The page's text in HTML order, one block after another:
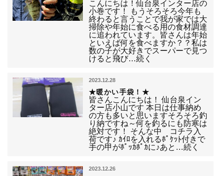
こんにちは！仙台泉インター店の
小巻です！ もうそろそろ今年も
終わると言うことで我が家では大
掃除や年始に食べる用の食材調達
に追われています。皆さんは年始
といえば何を食べますか？？私は
数の子が大好きでスーパーで見つ
けると飛び…続く
2023.12.28
★暖かい手袋！★
皆さんこんにちは！ 仙台泉イン
ター店小山です 本日は仕事納め
の方も多いと思いますそろそろ釣
り納ですね～何を釣るにも防寒は
絶対です！ そんな中 コチラ入
荷です♪ ｶｲﾛを入れるﾎﾟｹｯﾄ付きで
手の甲がﾎﾟｯｶﾎﾟｶに♪あと…続く
2023.12.26